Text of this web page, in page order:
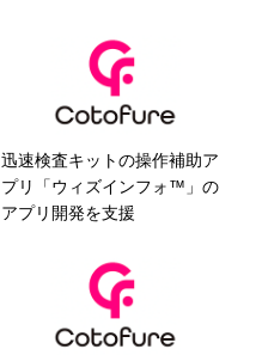
迅速検査キットの操作補助ア
プリ「ウィズインフォ™」の
アプリ開発を支援